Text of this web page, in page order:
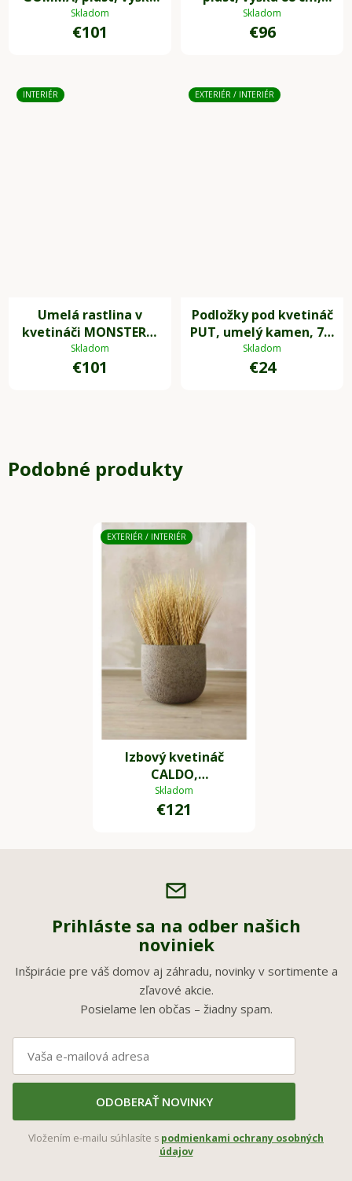
90 cm, zeleno-červená
Skladom
€101
zelená
Skladom
€96
INTERIÉR
Umelá rastlina v
kvetináči MONSTERA,
plast, výška 85 cm,
zelená
Skladom
€101
EXTERIÉR / INTERIÉR
Podložky pod kvetináč
PUT, umelý kamen, 7 x
7 cm, 4-set, sivá
Skladom
€24
Podobné produkty
EXTERIÉR / INTERIÉR
Izbový kvetináč
CALDO,
vláknocement, 30x27
cm, sivý
Skladom
€121
Prihláste sa na odber našich
noviniek
Inšpirácie pre váš domov aj záhradu, novinky v sortimente a
zľavové akcie.
Posielame len občas – žiadny spam.
ODOBERAŤ NOVINKY
Vložením e-mailu súhlasíte s podmienkami ochrany osobných
údajov